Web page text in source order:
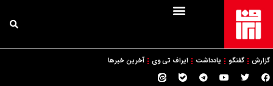
گزارش گفتگو یادداشت ایراف تی وی آخرین خبرها